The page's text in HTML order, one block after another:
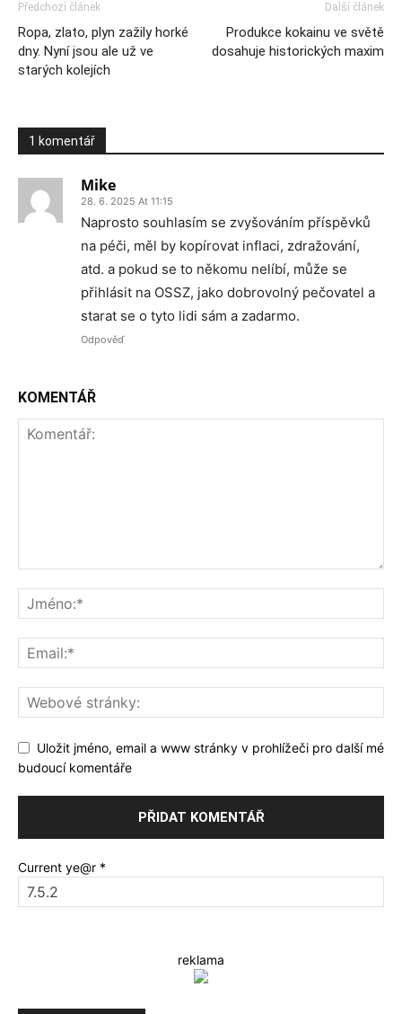
Předchozí článek
Ropa, zlato, plyn zažily horké
dny. Nyní jsou ale už ve
starých kolejích
Další článek
Produkce kokainu ve světě
dosahuje historických maxim
1 komentář
Mike
28. 6. 2025 At 11:15
Naprosto souhlasím se zvyšováním příspěvků
na péči, měl by kopírovat inflaci, zdražování,
atd. a pokud se to někomu nelíbí, může se
přihlásit na OSSZ, jako dobrovolný pečovatel a
starat se o tyto lidi sám a zadarmo.
Odpověď
KOMENTÁŘ
Uložit jméno, email a www stránky v prohlížeči pro další mé
budoucí komentáře
Current ye@r *
reklama